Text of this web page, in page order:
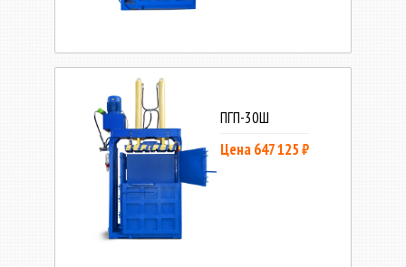
ПГП-30Ш
Цена 647 125 ₽